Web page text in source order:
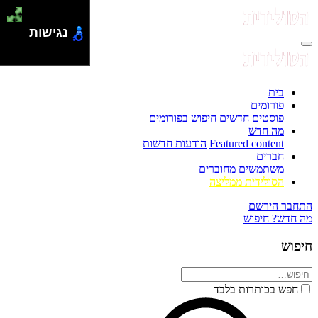
בית
פורומים
פוסטים חדשים חיפוש בפורומים
מה חדש
Featured content הודעות חדשות
חברים
משתמשים מחוברים
הסולידית ממליצה
התחבר הירשם
מה חדש? חיפוש
חיפוש
חפש בכותרות בלבד
נגישות